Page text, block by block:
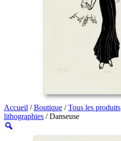
Accueil /Boutique /Tous les produits
lithographies / Danseuse